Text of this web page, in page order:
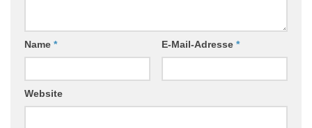
Name * E-Mail-Adresse *
Website